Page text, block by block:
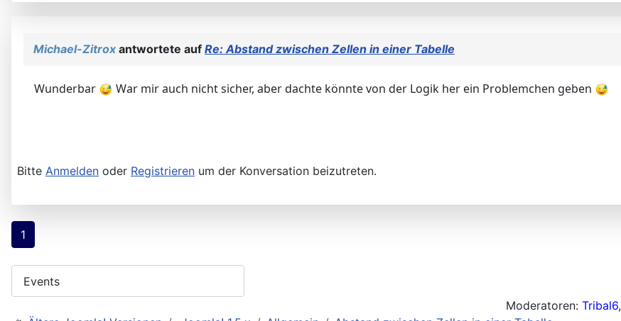
Michael-Zitrox antwortete auf Re: Abstand zwischen Zellen in einer Tabelle
Wunderbar War mir auch nicht sicher, aber dachte könnte von der Logik her ein Problemchen geben
Bitte Anmelden oder Registrieren um der Konversation beizutreten.
1
Moderatoren: Tribal6,